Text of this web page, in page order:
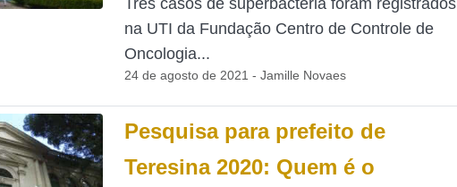
Três casos de superbactéria foram registrados
na UTI da Fundação Centro de Controle de
Oncologia...
24 de agosto de 2021 - Jamille Novaes
Pesquisa para prefeito de
Teresina 2020: Quem é o